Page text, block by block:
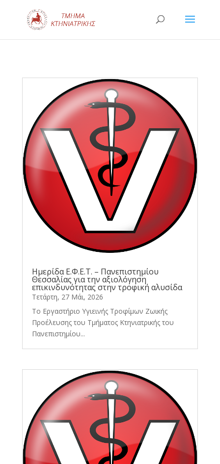
Ημερίδα Ε.Φ.Ε.Τ. – Πανεπιστημίου
Θεσσαλίας για την αξιολόγηση
επικινδυνότητας στην τροφική αλυσίδα
Τετάρτη, 27 Μάι, 2026
Το Εργαστήριο Υγιεινής Τροφίμων Ζωικής
Προέλευσης του Τμήματος Κτηνιατρικής του
Πανεπιστημίου...